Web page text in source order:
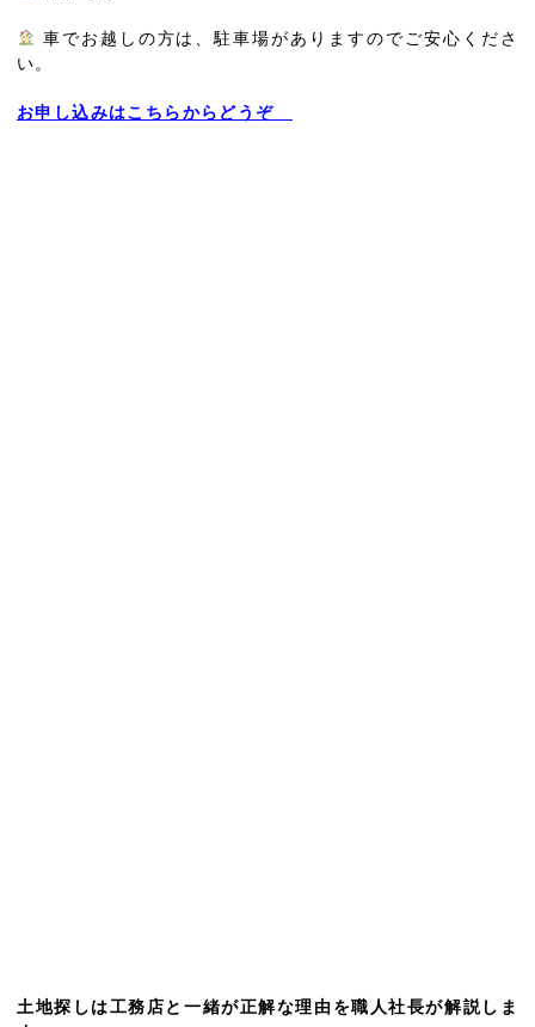
車でお越しの方は、駐車場がありますのでご安心くださ
い。
お申し込みはこちらからどうぞ
土地探しは工務店と一緒が正解な理由を職人社長が解説しま